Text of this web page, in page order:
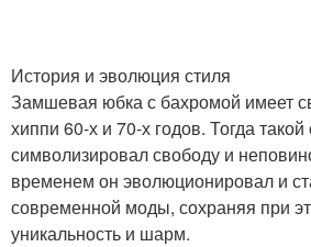
История и эволюция стиля
Замшевая юбка с бахромой имеет
хиппи 60-х и 70-х годов. Тогда такой
символизировал свободу и
временем он эволюционировал и
современной моды, сохраняя при
уникальность и шарм.